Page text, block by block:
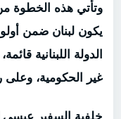
وتأتي هذه الخطوة
يكون لبنان ضمن
الدولة اللبنانية
غير الحكومية،